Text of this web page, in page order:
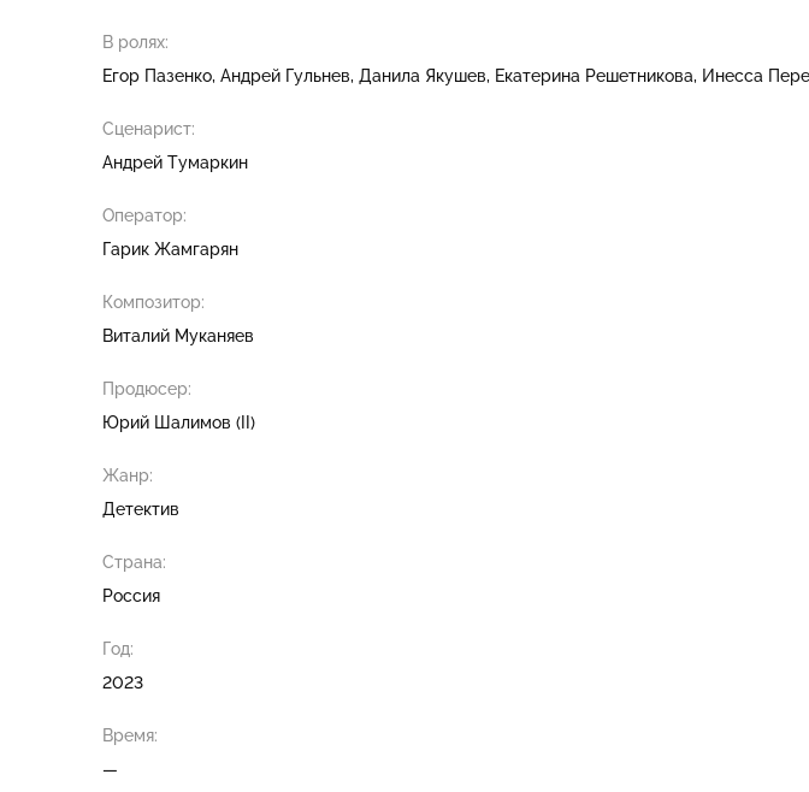
В ролях:
Егор Пазенко Андрей Гульнев Данила Якушев Екатерина Решетникова Инесса
Сценарист:
Андрей Тумаркин
Оператор:
Гарик Жамгарян
Композитор:
Виталий Муканяев
Продюсер:
Юрий Шалимов (II)
Жанр:
Детектив
Страна:
Россия
Год:
2023
Время:
—